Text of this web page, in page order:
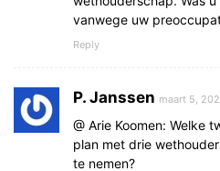
vanwege uw
Reply
P. Janssen maart 5,
@ Arie Koomen: Welke
plan met drie
te nemen?